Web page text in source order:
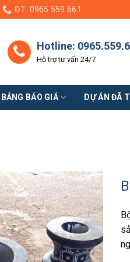
ĐT: 0965.559.661
Hotline:
Hỗ trợ tư vấn 24/7
BẢNG BÁO GIÁ DỰ ÁN ĐÃ